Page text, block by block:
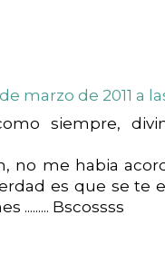
marzo de 2011 a
siempre,
no me habia
es que se te
......... Bscossss